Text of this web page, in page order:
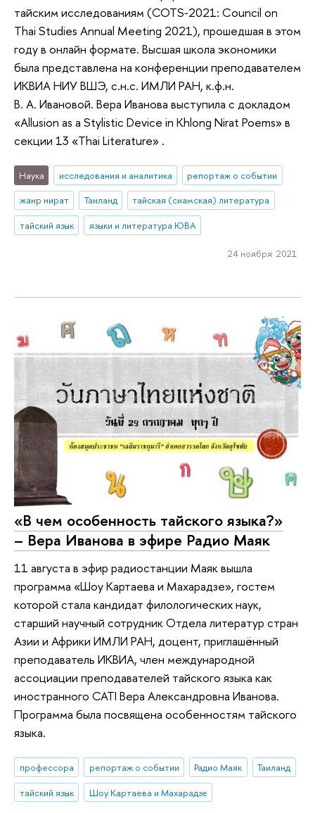
тайским исследованиям (COTS‑2021: Council on
Thai Studies Annual Meeting 2021), прошедшая в этом
году в онлайн формате. Высшая школа экономики
была представлена на конференции преподавателем
ИКВИА НИУ ВШЭ, с.н.с. ИМЛИ РАН, к.ф.н.
В. А. Ивановой. Вера Иванова выступила с докладом
«Allusion as a Stylistic Device in Khlong Nirat Poems» в
секции 13 «Thai Literature» .
Наука исследования и аналитика
репортаж о событии
жанр нират
Таиланд
тайская (сиамская) литература
тайский язык
языки и литература ЮВА
24 ноября 2021
«В чем особенность тайского языка?»
– Вера Иванова в эфире Радио Маяк
11 августа в эфир радиостанции Маяк вышла
программа «Шоу Картаева и Махарадзе», гостем
которой стала кандидат филологических наук,
старший научный сотрудник Отдела литератур стран
Азии и Африки ИМЛИ РАН, доцент, приглашённый
преподаватель ИКВИА, член международной
ассоциации преподавателей тайского языка как
иностранного CATI Вера Александровна Иванова.
Программа была посвящена особенностям тайского
языка.
профессора репортаж о событии Радио Маяк
Таиланд
тайский язык
Шоу Картаева и Махарадзе